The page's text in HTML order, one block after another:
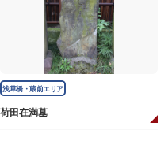
浅草橋・蔵前エリア
荷田在満墓